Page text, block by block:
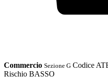
Commercio Sezione G Codice
Rischio BASSO